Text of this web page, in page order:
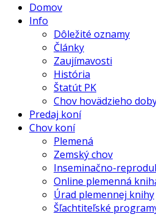
Domov
Info
Dôležité oznamy
Články
Zaujímavosti
História
Štatút PK
Chov hovädzieho
Predaj koní
Chov koní
Plemená
Zemský chov
Inseminačno-
Online plemenná
Úrad plemennej knihy
Šľachtiteľské